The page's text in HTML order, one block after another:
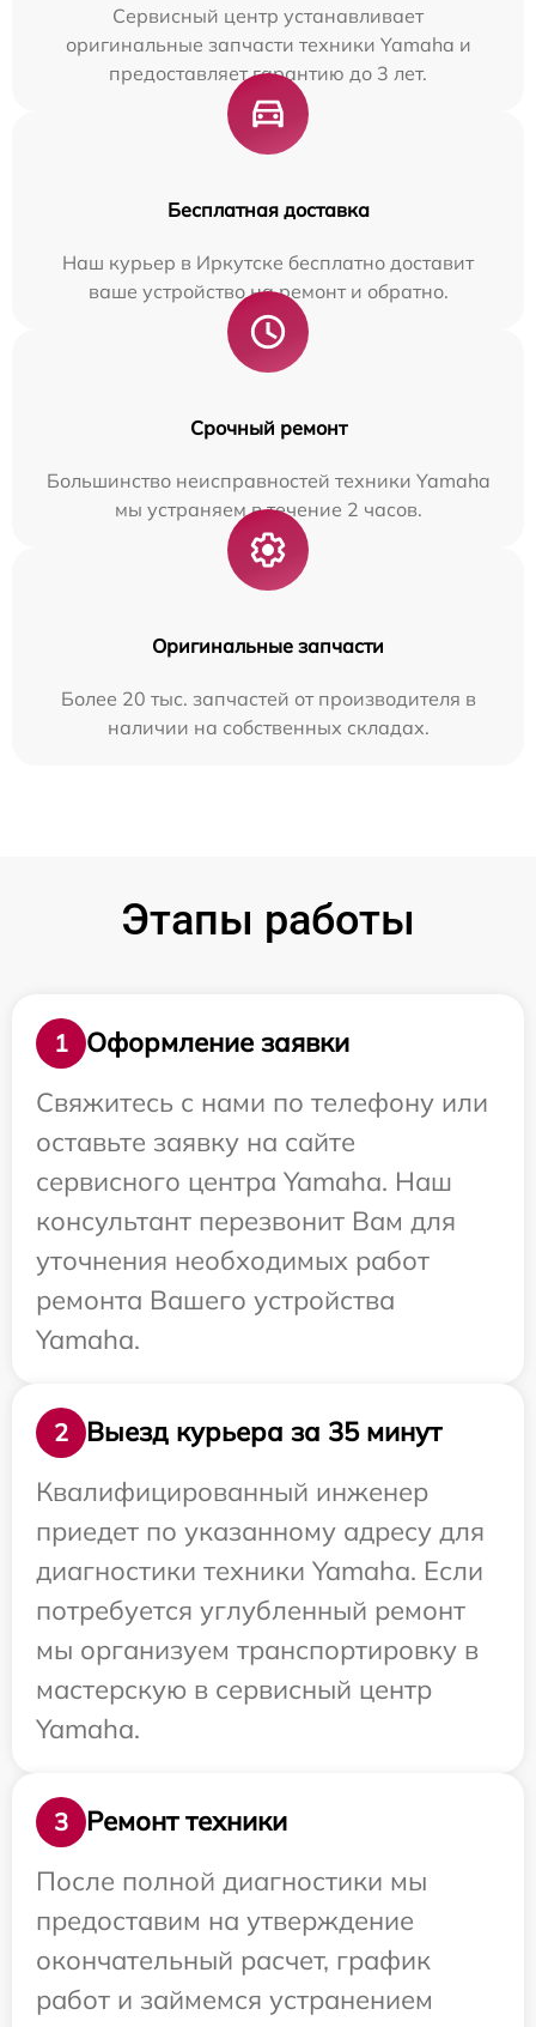
Сервисный центр устанавливает
оригинальные запчасти техники Yamaha и
предоставляет гарантию до 3 лет.
Бесплатная доставка
Наш курьер в Иркутске бесплатно доставит
ваше устройство на ремонт и обратно.
Срочный ремонт
Большинство неисправностей техники Yamaha
мы устраняем в течение 2 часов.
Оригинальные запчасти
Более 20 тыс. запчастей от производителя в
наличии на собственных складах.
Этапы работы
1
Оформление заявки
Свяжитесь с нами по телефону или
оставьте заявку на сайте
сервисного центра Yamaha. Наш
консультант перезвонит Вам для
уточнения необходимых работ
ремонта Вашего устройства
Yamaha.
2
Выезд курьера за 35 минут
Квалифицированный инженер
приедет по указанному адресу для
диагностики техники Yamaha. Если
потребуется углубленный ремонт
мы организуем транспортировку в
мастерскую в сервисный центр
Yamaha.
3
Ремонт техники
После полной диагностики мы
предоставим на утверждение
окончательный расчет, график
работ и займемся устранением